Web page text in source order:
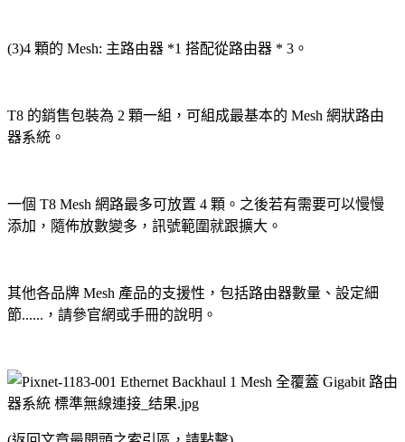
(3)4 顆的 Mesh: 主路由器 *1 搭配從路由器 * 3 。
T8 的銷售包裝為 2 顆一組，可組成最基本的 Mesh 網狀路由
器系統 。
一個 T8 Mesh 網路最多可放置 4 顆 。 之後若有需要可以慢慢
添加 ，隨佈放數變多， 訊號範圍就跟擴大 。
其他各品牌 Mesh 產品的支援性 ，包括路由器數量、設定細
節......，請參官網或手冊的說明 。